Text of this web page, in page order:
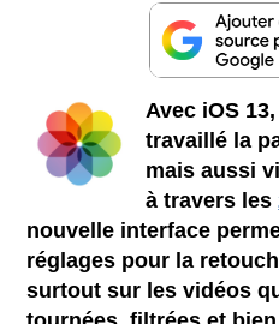
Avec iOS
travaillé la
mais aussi
à travers les
nouvelle interface
réglages pour la
surtout sur les vidéos